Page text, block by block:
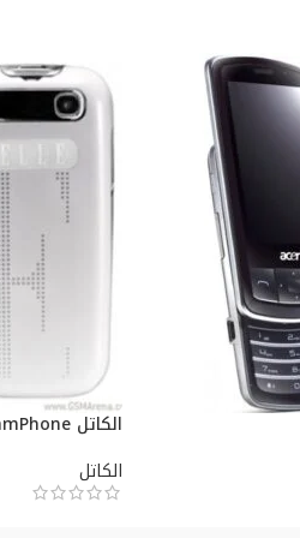
الكاتل ELLE GlamPhone
الكاتل